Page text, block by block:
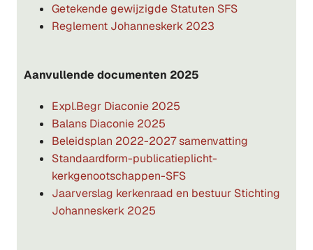
Getekende gewijzigde Statuten SFS
Reglement Johanneskerk 2023
Aanvullende documenten 2025
Expl.Begr Diaconie 2025
Balans Diaconie 2025
Beleidsplan 2022-2027 samenvatting
Standaardform-publicatieplicht-
kerkgenootschappen-SFS
Jaarverslag kerkenraad en bestuur Stichting
Johanneskerk 2025